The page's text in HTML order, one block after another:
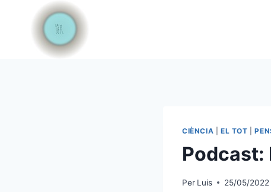
contingut
CIÈNCIA EL TOT |
Podcast:
Per Luis 25/05/2022